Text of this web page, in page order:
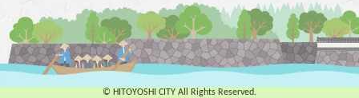
© HITOYOSHI CITY All Rights Reserved.